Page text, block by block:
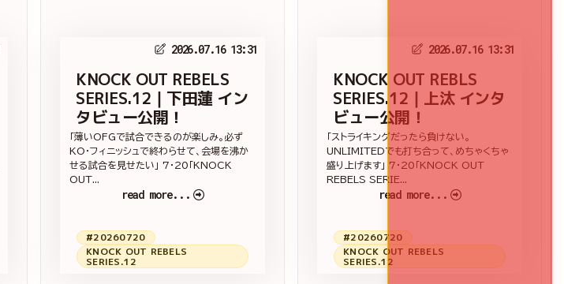
2026.07.16 13:31
KNOCK OUT REBELS
SERIES.12｜下田蓮 イン
タビュー公開！
「薄いOFGで試合できるのが楽しみ。必ず
KO・フィニッシュで終わらせて、会場を沸か
せる試合を見せたい」 7・20「KNOCK
OUT...
read more...
#20260720
KNOCK OUT REBELS
SERIES.12
2026.07.16 13:31
KNOCK OUT REBLS
SERIES.12｜上汰 インタ
ビュー公開！
「ストライキングだったら負けない。
UNLIMITEDでも打ち合って、めちゃくちゃ
盛り上げます」 7・20「KNOCK OUT
REBELS SERIE...
read more...
#20260720
KNOCK OUT REBELS
SERIES.12